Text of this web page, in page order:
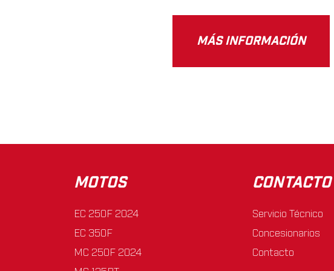
MÁS INFORMACIÓN
MOTOS
EC 250F 2024
EC 350F
MC 250F 2024
CONTACTO
Servicio Técnico
Concesionarios
Contacto